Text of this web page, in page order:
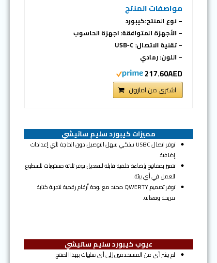
مواصفات المنتج
– نوع المنتج:كيبورد
– الأجهزة المتوافقة: اجهزة الحاسوب
– تقنية الاتصال: USB-C
– اللون: رمادي
217.60AED
اشتري من امازون
مميزات كيبورد سليم ساتيشي
توفر اتصال USBC سلكي سهل التوصيل دون الحاجة لأي إعدادات
إضافية.
تتميز بمفاتيح بإضاءة خلفية قابلة للتعديل توفر ثلاثة مستويات للسطوع
للعمل في أي بيئة.
توفر تصميم QWERTY ممتد مع لوحة أرقام رقمية لتجربة كتابة
مريحة وفعالة.
عيوب كيبورد سليم ساتيشي
لم يشر أي من المستخدمين إلى أي سلبيات بهذا المنتج.